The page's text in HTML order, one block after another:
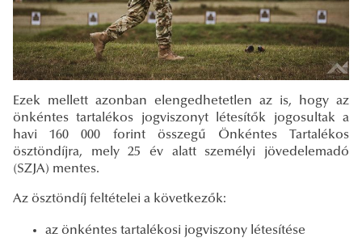
Ezek mellett azonban elengedhetetlen az is, hogy az
önkéntes tartalékos jogviszonyt létesítők jogosultak a
havi 160 000 forint összegű Önkéntes Tartalékos
ösztöndíjra, mely 25 év alatt személyi jövedelemadó
(SZJA) mentes.
Az ösztöndíj feltételei a következők:
az önkéntes tartalékosi jogviszony létesítése